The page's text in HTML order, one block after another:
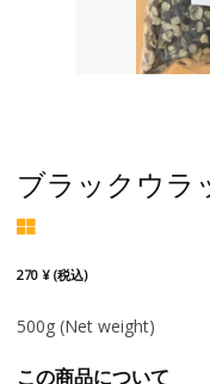
ブラックウラ
270 ¥ (税込)
500g (Net weight)
この商品について